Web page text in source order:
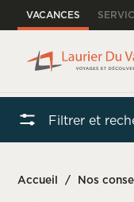
VACANCES
Filtrer et
Accueil /